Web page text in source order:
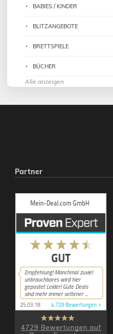
BABIES / KINDER
BLITZANGEBOTE
BRETTSPIELE
BÜCHER
Alle anzeigen
Partner